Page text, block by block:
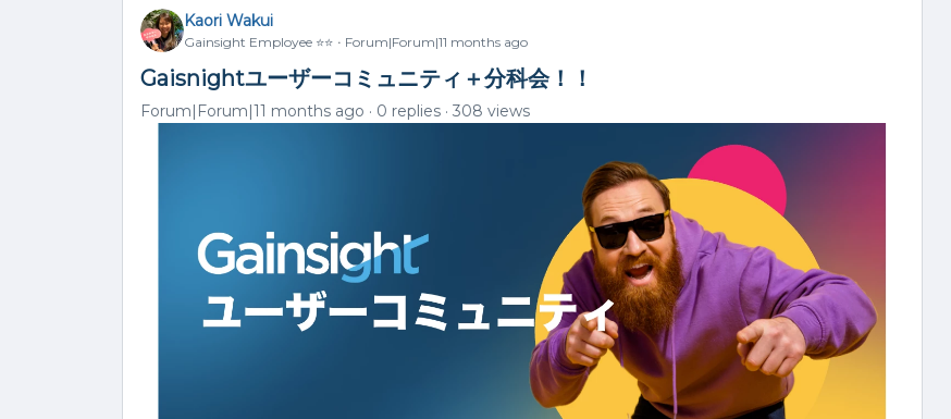
Kaori Wakui
Gainsight Employee ⭐️⭐️ Forum|Forum|11 months ago
Gaisnightユーザーコミュニティ＋分科会！！
Forum|Forum|11 months ago 0 replies 308 views